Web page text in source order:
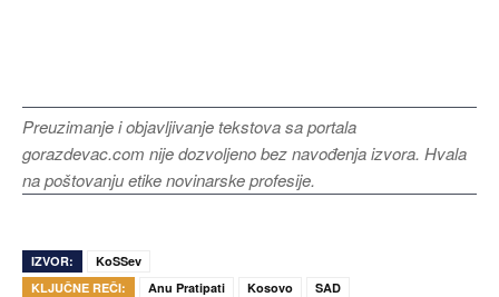
Preuzimanje i objavljivanje tekstova sa portala
gorazdevac.com nije dozvoljeno bez navođenja izvora. Hvala
na poštovanju etike novinarske profesije.
IZVOR:
KoSSev
KLJUČNE REČI:
Anu Pratipati Kosovo SAD